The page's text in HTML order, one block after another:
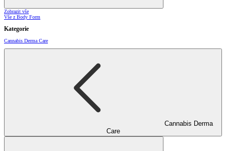
Zobrazit vše
Vše z Body Form
Kategorie
Cannabis Derma Care
Cannabis Derma
Care